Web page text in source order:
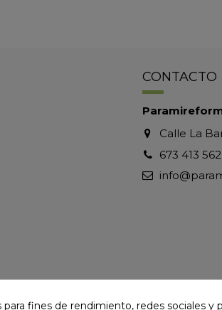
CONTACTO
Calle La
673 413 562
fines de rendimiento, redes sociales